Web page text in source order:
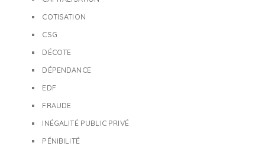
COTISATION
CSG
DÉCOTE
DÉPENDANCE
EDF
FRAUDE
INÉGALITÉ PUBLIC PRIVÉ
PÉNIBILITÉ